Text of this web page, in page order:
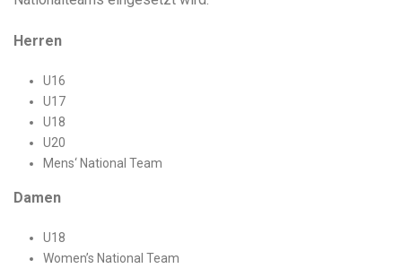
Herren
U16
U17
U18
U20
Mens‘ National Team
Damen
U18
Women’s National Team